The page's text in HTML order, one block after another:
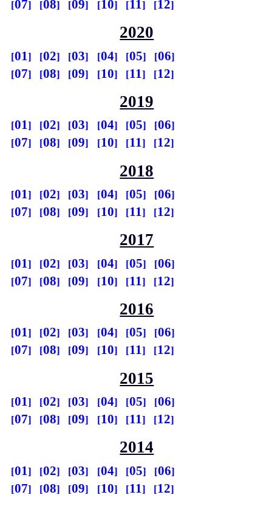
07 08 09 10 11 12
2020
01 02 03 04 05
06
07
08 09 10 11 12
2019
01 02 03 04 05
06
07
08 09 10 11 12
2018
01 02 03 04 05
06
07
08 09 10 11 12
2017
01 02 03 04 05
06
07
08 09 10 11 12
2016
01 02 03 04 05
06
07
08 09 10 11 12
2015
01 02 03 04 05
06
07
08 09 10 11 12
2014
01 02 03 04 05
06
07
08 09 10 11 12